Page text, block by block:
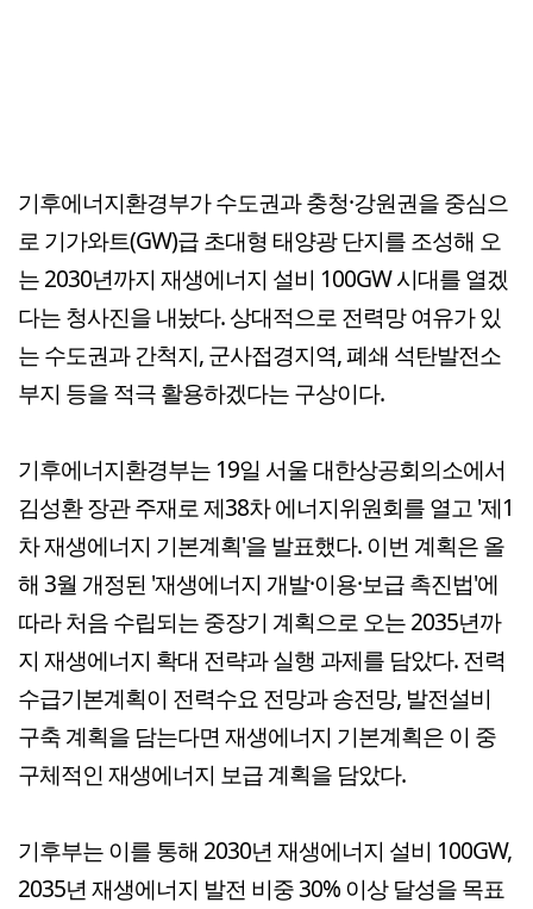
기후에너지환경부가 수도권과 충청·강원권을 중심으
로 기가와트(GW)급 초대형 태양광 단지를 조성해 오
는 2030년까지 재생에너지 설비 100GW 시대를 열겠
다는 청사진을 내놨다. 상대적으로 전력망 여유가 있
는 수도권과 간척지, 군사접경지역, 폐쇄 석탄발전소
부지 등을 적극 활용하겠다는 구상이다.
기후에너지환경부는 19일 서울 대한상공회의소에서
김성환 장관 주재로 제38차 에너지위원회를 열고 '제1
차 재생에너지 기본계획'을 발표했다. 이번 계획은 올
해 3월 개정된 '재생에너지 개발·이용·보급 촉진법'에
따라 처음 수립되는 중장기 계획으로 오는 2035년까
지 재생에너지 확대 전략과 실행 과제를 담았다. 전력
수급기본계획이 전력수요 전망과 송전망, 발전설비
구축 계획을 담는다면 재생에너지 기본계획은 이 중
구체적인 재생에너지 보급 계획을 담았다.
기후부는 이를 통해 2030년 재생에너지 설비 100GW,
2035년 재생에너지 발전 비중 30% 이상 달성을 목표